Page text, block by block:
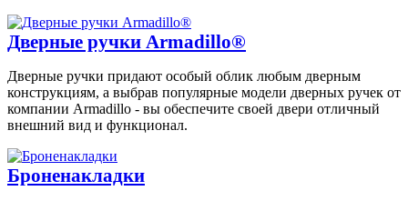
Дверные ручки Armadillo®
Дверные ручки придают особый облик любым дверным
конструкциям, а выбрав популярные модели дверных ручек от
компании Armadillo - вы обеспечите своей двери отличный
внешний вид и функционал.
Броненакладки